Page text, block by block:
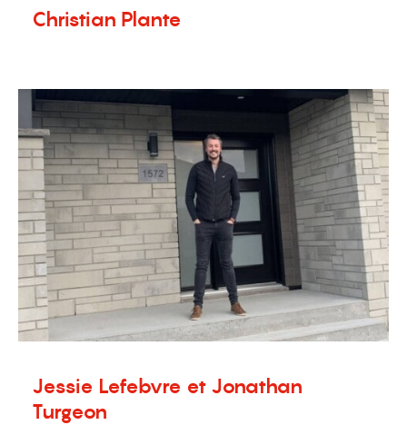
Christian Plante
Jessie Lefebvre et Jonathan
Turgeon